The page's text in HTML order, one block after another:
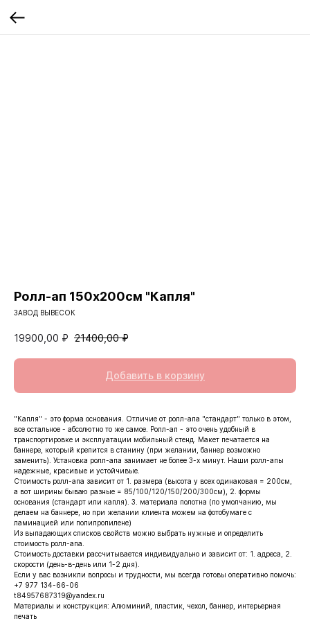
Ролл-ап 150х200см "Капля"
ЗАВОД ВЫВЕСОК
19900,00 ₽ 21400,00 ₽
Добавить в корзину
"Капля" - это форма основания. Отличие от ролл-апа "стандарт" только в этом,
все остальное - абсолютно то же самое. Ролл-ап - это очень удобный в
транспортировке и эксплуатации мобильный стенд. Макет печатается на
баннере, который крепится в станину (при желании, баннер возможно
заменить). Установка ролл-апа занимает не более 3-х минут. Наши ролл-апы
надежные, красивые и устойчивые.
Стоимость ролл-апа зависит от 1. размера (высота у всех одинаковая = 200см,
а вот ширины бываю разные = 85/100/120/150/200/300см), 2. формы
основания (стандарт или капля). 3. материала полотна (по умолчанию, мы
делаем на баннере, но при желании клиента можем на фотобумаге с
ламинацией или полипропилене)
Из выпадающих списков свойств можно выбрать нужные и определить
стоимость ролл-апа.
Стоимость доставки рассчитывается индивидуально и зависит от: 1. адреса, 2.
скорости (день-в-день или 1-2 дня).
Если у вас возникли вопросы и трудности, мы всегда готовы оперативно помочь:
+7 977 134-66-06
t84957687319@yandex.ru
Материалы и конструкция: Алюминий, пластик, чехол, баннер, интерьерная
печать